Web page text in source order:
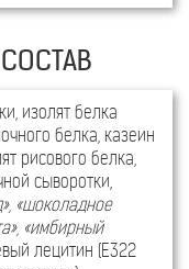
изолят белка
белка, казеин
рисового белка,
сыворотки,
«шоколадное
«имбирный
лецитин (Е322